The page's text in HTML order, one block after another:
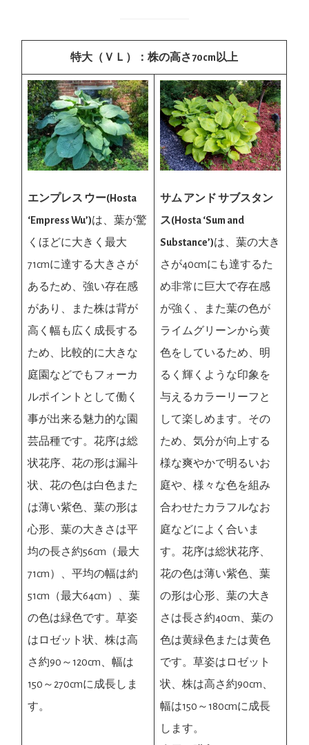
特大（ＶＬ）：株の高さ70cm以上
エンプレス ウー(Hosta
‘Empress Wu’)は、葉が驚
くほどに大きく最大
71cmに達する大きさが
あるため、強い存在感
があり、また株は背が
高く幅も広く成長する
ため、比較的に大きな
庭園などでもフォーカ
ルポイントとして働く
事が出来る魅力的な園
芸品種です。花序は総
状花序、花の形は漏斗
状、花の色は白色また
は薄い紫色、葉の形は
心形、葉の大きさは平
均の長さ約56cm（最大
71cm）、平均の幅は約
51cm（最大64cm）、葉
の色は緑色です。草姿
はロゼット状、株は高
さ約90～120cm、幅は
150～270cmに成長しま
す。
サム アンド サブスタン
ス(Hosta ‘Sum and
Substance’)は、葉の大き
さが40cmにも達するた
め非常に巨大で存在感
が強く、また葉の色が
ライムグリーンから黄
色をしているため、明
るく輝くような印象を
与えるカラーリーフと
して楽しめます。その
ため、気分が向上する
様な爽やかで明るいお
庭や、様々な色を組み
合わせたカラフルなお
庭などによく合いま
す。花序は総状花序、
花の色は薄い紫色、葉
の形は心形、葉の大き
さは長さ約40cm、葉の
色は黄緑色または黄色
です。草姿はロゼット
状、株は高さ約90cm、
幅は150～180cmに成長
します。